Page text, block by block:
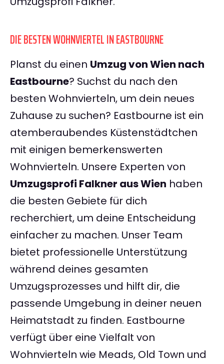
DIE BESTEN WOHNVIERTEL IN EASTBOURNE
Planst du einen Umzug von Wien nach
Eastbourne? Suchst du nach den
besten Wohnvierteln, um dein neues
Zuhause zu suchen? Eastbourne ist ein
atemberaubendes Küstenstädtchen
mit einigen bemerkenswerten
Wohnvierteln. Unsere Experten von
Umzugsprofi Falkner aus Wien haben
die besten Gebiete für dich
recherchiert, um deine Entscheidung
einfacher zu machen. Unser Team
bietet professionelle Unterstützung
während deines gesamten
Umzugsprozesses und hilft dir, die
passende Umgebung in deiner neuen
Heimatstadt zu finden. Eastbourne
verfügt über eine Vielfalt von
Wohnvierteln wie Meads, Old Town und